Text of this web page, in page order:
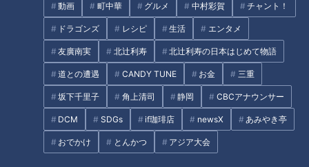
動画 町中華 グルメ 中村彩賀 チャント！
ドラゴンズ レシピ 生活 エンタメ
友廣南実 北辻利寿 北辻利寿の日本はじめて物語
道との遭遇 CANDY TUNE お金 三重
坂下千里子 角上清司 静岡 CBCアナウンサー
DCM SDGs if珈琲店 newsX あみやき亭
おでかけ とんかつ アジア大会
1 玉ねぎは横半分に切って、切り口を上にして鍋に入れる。
だし汁、酒、しょうゆを加えて強火にかけ、煮立ったら弱火に
してふたをし、30分ほど煮る。
2 しょうがはみじん切りにする。
3 みそ、砂糖、酒、片栗粉、1の煮汁大さじ3を混ぜる。